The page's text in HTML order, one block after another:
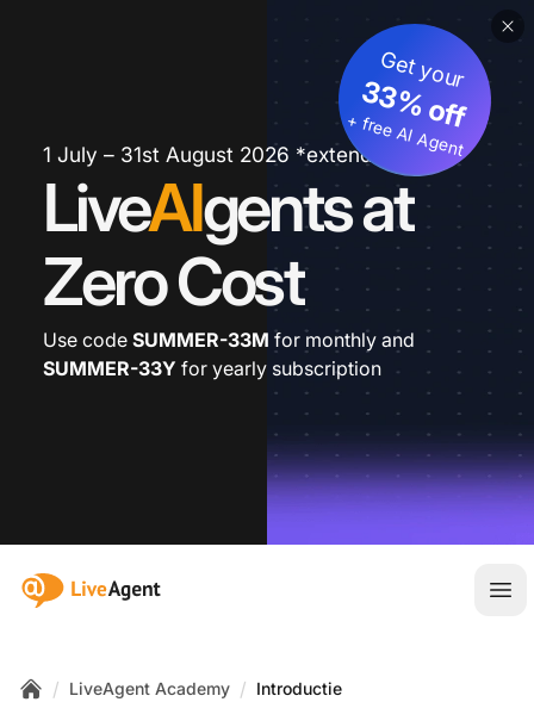
1 July – 31st August 2026 *extended
LiveAIgents at
Zero Cost
Get your
33% off
+ free AI Agent
Use code SUMMER-33M for monthly and
SUMMER-33Y for yearly subscription
:site.title
/ LiveAgent Academy / Introductie